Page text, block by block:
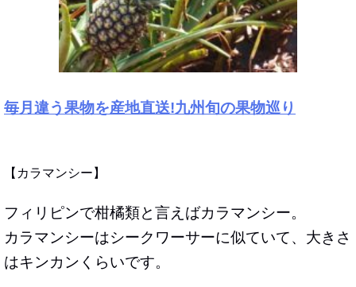
毎月違う果物を産地直送!九州旬の果物巡り
【カラマンシー】
フィリピンで柑橘類と言えばカラマンシー。
カラマンシーはシークワーサーに似ていて、大きさ
はキンカンくらいです。